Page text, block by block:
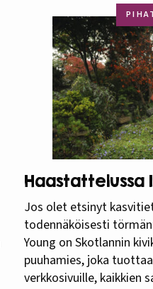
Haastattelussa
Jos olet etsinyt
todennäköisesti
Young on Skotlannin
puuhamies, joka
verkkosivuille, kaikkien